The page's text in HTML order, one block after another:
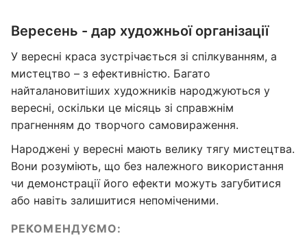
Вересень - дар художньої організації
У вересні краса зустрічається зі спілкуванням, а
мистецтво – з ефективністю. Багато
найталановитіших художників народжуються у
вересні, оскільки це місяць зі справжнім
прагненням до творчого самовираження.
Народжені у вересні мають велику тягу мистецтва.
Вони розуміють, що без належного використання
чи демонстрації його ефекти можуть загубитися
або навіть залишитися непоміченими.
РЕКОМЕНДУЄМО: